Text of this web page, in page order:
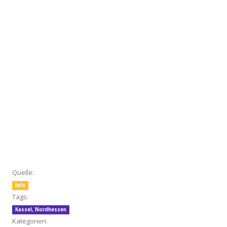
Quelle:
Info
Tags:
Kassel , Nordhessen
Kategorien: